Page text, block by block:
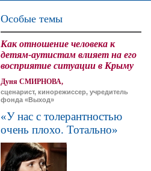
Особые темы
Как отношение человека к
детям-аутистам влияет на его
восприятие ситуации в Крыму
Дуня СМИРНОВА,
сценарист, кинорежиссер, учредитель
фонда «Выход»
«У нас с толерантностью
очень плохо. Тотально»